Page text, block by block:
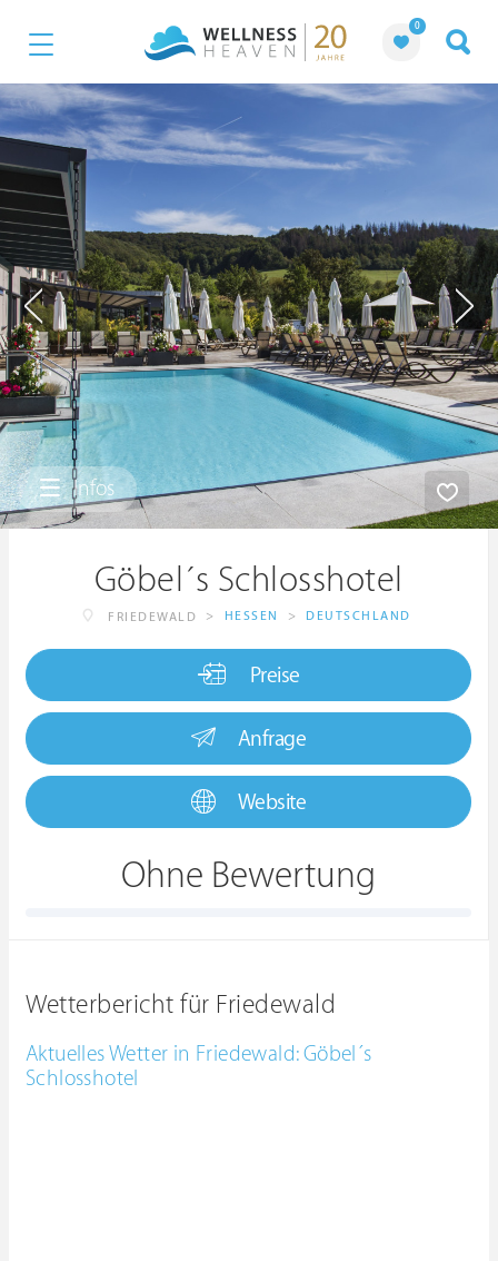
0
Infos
Göbel´s Schlosshotel
FRIEDEWALD > HESSEN > DEUTSCHLAND
Preise
Anfrage
Website
Ohne Bewertung
Wetterbericht für Friedewald
Aktuelles Wetter in Friedewald: Göbel´s
Schlosshotel